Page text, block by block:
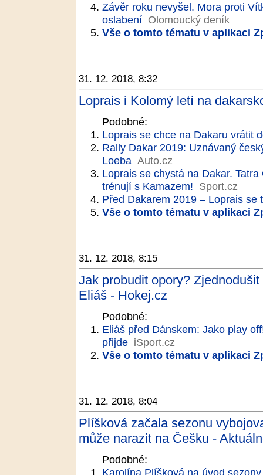
Závěr roku nevyšel. Mora proti
oslabení Olomoucký deník
Vše o tomto tématu v aplikaci
31. 12. 2018, 8:32
Loprais i Kolomý letí na
Podobné:
Loprais se chce na Dakaru vrátit
Rally Dakar 2019: Uznávaný
Loeba Auto.cz
Loprais se chystá na Dakar.
trénují s Kamazem! Sport.cz
Před Dakarem 2019 – Loprais se
Vše o tomto tématu v aplikaci
31. 12. 2018, 8:15
Jak probudit opory?
Eliáš - Hokej.cz
Podobné:
Eliáš před Dánskem: Jako play
přijde iSport.cz
Vše o tomto tématu v aplikaci
31. 12. 2018, 8:04
Plíšková začala sezonu
může narazit na Češku -
Podobné:
Karolína Plíšková na úvod